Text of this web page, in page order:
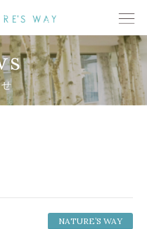
NATURE’S WAY